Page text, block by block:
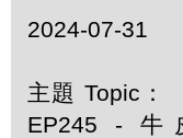
2024-07-31
主題 Topic：
EP245 - 牛